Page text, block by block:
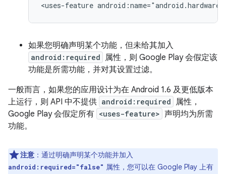
<uses-feature
如果您明确声明某个功能，但未给其加入
android:required 属性，则 Google Play 会假定该
功能是所需功能，并对其设置过滤。
一般而言，如果您的应用设计为在 Android 1.6 及更低版本
上运行，则 API 中不提供 android:required 属性，
Google Play 会假定所有 <uses-feature> 声明均为所需
功能。
注意 ：通过明确声明某个功能并加入
android:required="false" 属性，您可以在 Google Play 上有